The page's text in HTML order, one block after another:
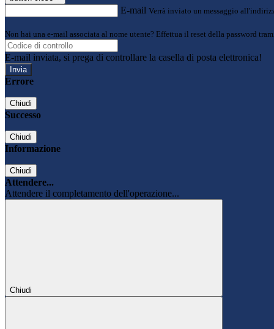
E-mail Verrà inviato un messaggio
Non hai una e-mail associata al nome utente? Effettua il reset della password
E-mail inviata, si prega di controllare la casella di posta elettronica!
Errore
Chiudi
Successo
Chiudi
Informazione
Chiudi
Attendere...
Attendere il completamento dell'operazione...
Chiudi